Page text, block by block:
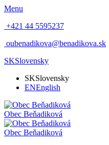
Menu
+421 44 5595237
oubenadikova@benadikova.sk
SKSlovensky
SKSlovensky
ENEnglish
Obec Beňadiková
Obec Beňadiková